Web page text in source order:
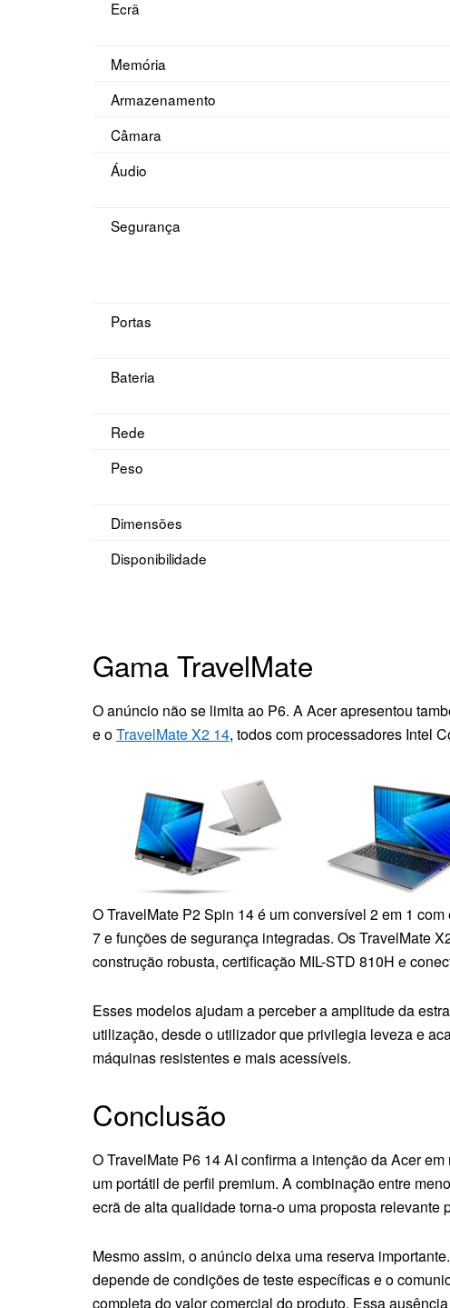
Ecrã
Memória
Armazenamento
Câmara
Áudio
Segurança
Portas
Bateria
Rede
Peso
Dimensões
Disponibilidade
Gama TravelMate
O anúncio não se limita ao P6. A Acer apresentou
e oTravelMate X2 14, todos com processadores Intel
O TravelMate P2 Spin 14 é um conversível 2 em 1
7 e funções de segurança integradas. Os TravelMate
construção robusta, certificação MIL-STD 810H e
Esses modelos ajudam a perceber a amplitude da
utilização, desde o utilizador que privilegia leveza e
máquinas resistentes e mais acessíveis.
Conclusão
O TravelMate P6 14 AI confirma a intenção da Acer
um portátil de perfil premium. A combinação entre
ecrã de alta qualidade torna-o uma proposta relevante
Mesmo assim, o anúncio deixa uma reserva
depende de condições de teste específicas e o
completa do valor comercial do produto. Essa